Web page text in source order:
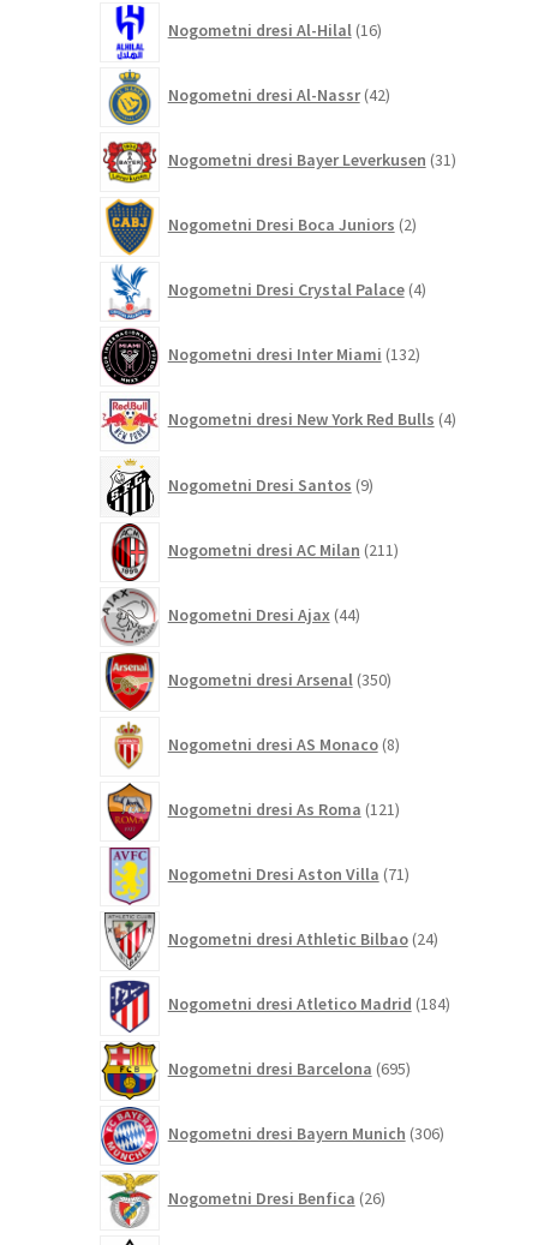
Nogometni dresi Al-Hilal 16izdelkov
Nogometni dresi Al-Nassr 42izdelkov
Nogometni dresi Bayer Leverkusen 31izdelkov
Nogometni Dresi Boca Juniors 2izdelka
Nogometni Dresi Crystal Palace 4izdelki
Nogometni dresi Inter Miami 132izdelkov
Nogometni dresi New York Red Bulls 4izdelki
Nogometni Dresi Santos 9izdelkov
Nogometni dresi AC Milan 211izdelkov
Nogometni Dresi Ajax 44izdelkov
Nogometni dresi Arsenal 350izdelkov
Nogometni dresi AS Monaco 8izdelkov
Nogometni dresi As Roma 121izdelkov
Nogometni Dresi Aston Villa 71izdelkov
Nogometni dresi Athletic Bilbao 24izdelkov
Nogometni dresi Atletico Madrid 184izdelkov
Nogometni dresi Barcelona 695izdelkov
Nogometni dresi Bayern Munich 306izdelkov
Nogometni Dresi Benfica 26izdelkov